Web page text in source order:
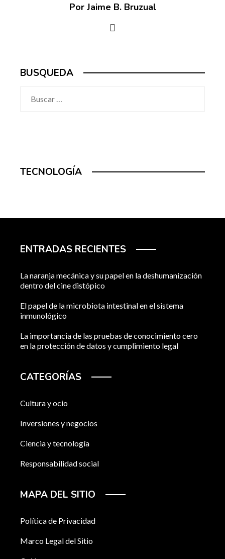
Por Jaime B. Bruzual
BUSQUEDA
TECNOLOGÍA
ENTRADAS RECIENTES
La naranja mecánica y su papel en la deshumanización
dentro del cine distópico
El papel de la microbiota intestinal en el sistema
inmunológico
La importancia de las pruebas de conocimiento cero
en la protección de datos y cumplimiento legal
CATEGORÍAS
Cultura y ocio
Inversiones y negocios
Ciencia y tecnología
Responsabilidad social
MAPA DEL SITIO
Política de Privacidad
Marco Legal del Sitio